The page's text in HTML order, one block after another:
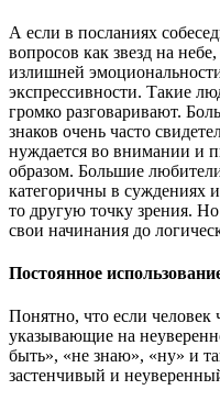
А если в посланиях
вопросов как звезд на
излишней
экспрессивности. Такие
громко разговаривают.
знаков очень часто
нуждается во внимании и
образом. Большие
категоричны в суждениях
то другую точку зрения.
свои начинания до
Постоянное
Понятно, что если человек
указывающие на
быть», «не знаю», «ну» и
застенчивый и